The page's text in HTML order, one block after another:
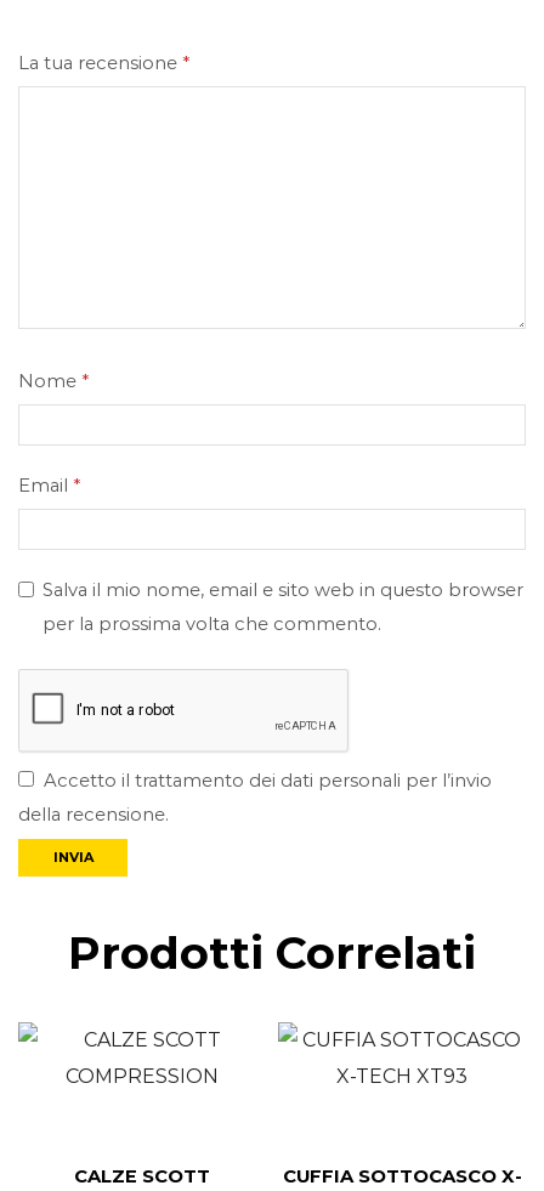
La tua recensione *
Nome *
Email *
Salva il mio nome, email e sito web in questo browser
per la prossima volta che commento.
Accetto il trattamento dei dati personali per l’invio
della recensione.
Prodotti Correlati
CALZE SCOTT
CUFFIA SOTTOCASCO X-